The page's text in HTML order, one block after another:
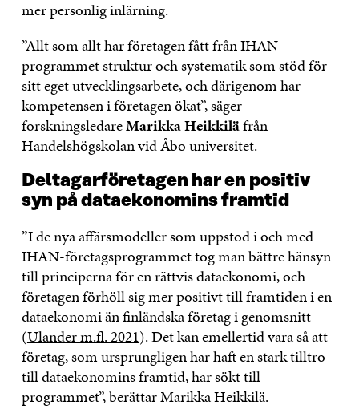
mer personlig inlärning.
”Allt som allt har företagen fått från IHAN-
programmet struktur och systematik som stöd för
sitt eget utvecklingsarbete, och därigenom har
kompetensen i företagen ökat”, säger
forskningsledareMarikka Heikkiläfrån
Handelshögskolan vid Åbo universitet.
Deltagarföretagen har en positiv
syn på dataekonomins framtid
”I de nya affärsmodeller som uppstod i och med
IHAN-företagsprogrammet tog man bättre hänsyn
till principerna för en rättvis dataekonomi, och
företagen förhöll sig mer positivt till framtiden i en
dataekonomi än finländska företag i genomsnitt
(Ulander m.fl. 2021). Det kan emellertid vara så att
företag, som ursprungligen har haft en stark tilltro
till dataekonomins framtid, har sökt till
programmet”, berättar Marikka Heikkilä.